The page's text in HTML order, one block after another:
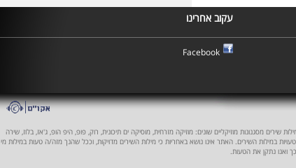
עקוב אחרינו
Facebook
שירים מסגנונות מוזיקליים שונים: מוזיקה מזרחית, מוסיקה ים תיכונית, רוק, פופ, היפ הופ, ג'אז, בלוז, שירה
במילות השירים. האתר אינו נושא באחריות כי מילות השירים מדויקות, וככל שהנך מזה/ה טעות במילות מי
ואנו נתקן את הטעות.